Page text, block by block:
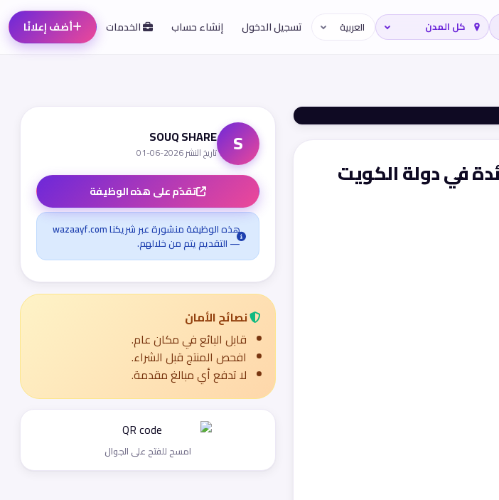
تسجيل الدخول إنشاء حساب الخدمات أضف إعلانًا
S
SOUQ SHARE
تاريخ النشر 2026-06-01
تقدّم على هذه الوظيفة
هذه الوظيفة منشورة عبر شريكنا wazaayf.com
— التقديم يتم من خلالهم.
نصائح الأمان
قابل البائع في مكان عام.
افحص المنتج قبل الشراء.
لا تدفع أي مبالغ مقدمة.
امسح للفتح على الجوال